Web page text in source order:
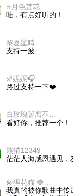
⭐️月色莲花
哇，有点好听的！
黎夏星晴
支持一波
♐️妮妮🎧
路过支持一下❤️
看好你，推荐一个！
熊猫12349
茫茫人海感恩遇见，
我真的被你歌曲中